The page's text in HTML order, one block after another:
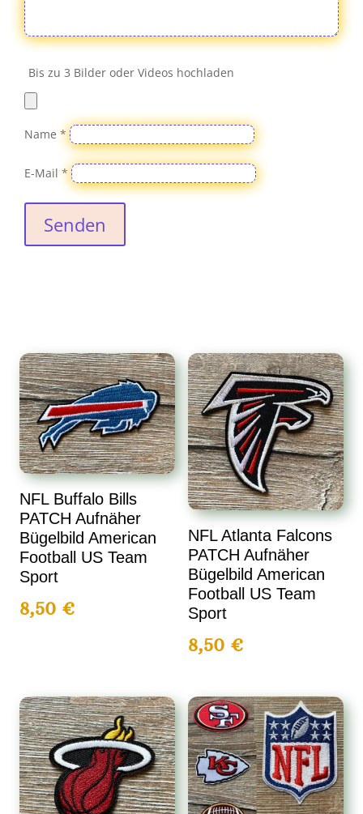
Bis zu 3 Bilder oder Videos hochladen
Name*
E-Mail*
Senden
NFL Buffalo Bills
PATCH Aufnäher
Bügelbild American
Football US Team
Sport
8,50€
NFL Atlanta Falcons
PATCH Aufnäher
Bügelbild American
Football US Team
Sport
8,50 €